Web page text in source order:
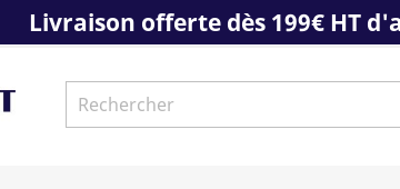
Livraison offerte dès 199€ HT